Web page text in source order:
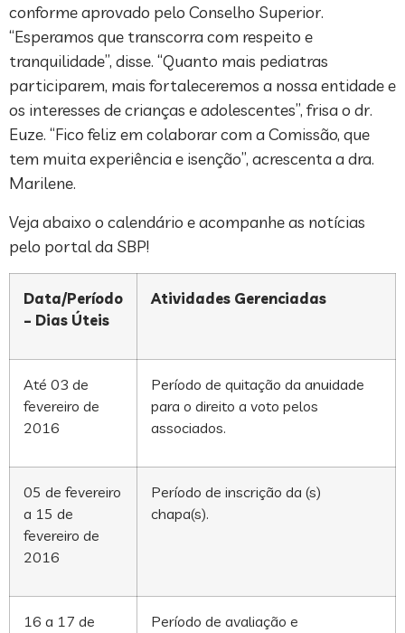
conforme aprovado pelo Conselho Superior.
“Esperamos que transcorra com respeito e
tranquilidade”, disse. “Quanto mais pediatras
participarem, mais fortaleceremos a nossa entidade e
os interesses de crianças e adolescentes”, frisa o dr.
Euze. “Fico feliz em colaborar com a Comissão, que
tem muita experiência e isenção”, acrescenta a dra.
Marilene.
Veja abaixo o calendário e acompanhe as notícias
pelo portal da SBP!
Data/Período
– Dias Úteis
Atividades Gerenciadas
Até 03 de
fevereiro de
2016
Período de quitação da anuidade
para o direito a voto pelos
associados.
05 de fevereiro
a 15 de
fevereiro de
2016
Período de inscrição da (s)
chapa(s).
16 a 17 de
Período de avaliação e